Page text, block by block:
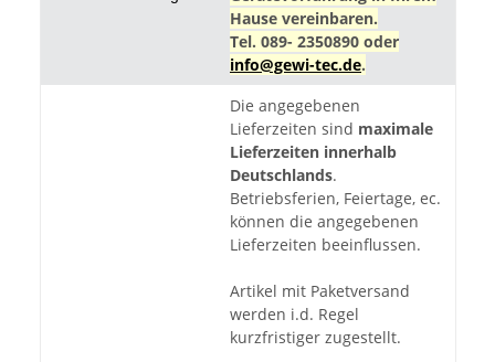
Hause vereinbaren.
Tel. 089- 2350890 oder
info@gewi-tec.de.
Die angegebenen
Lieferzeiten sind maximale
Lieferzeiten innerhalb
Deutschlands.
Betriebsferien, Feiertage, ec.
können die angegebenen
Lieferzeiten beeinflussen.
Artikel mit Paketversand
werden i.d. Regel
kurzfristiger zugestellt.